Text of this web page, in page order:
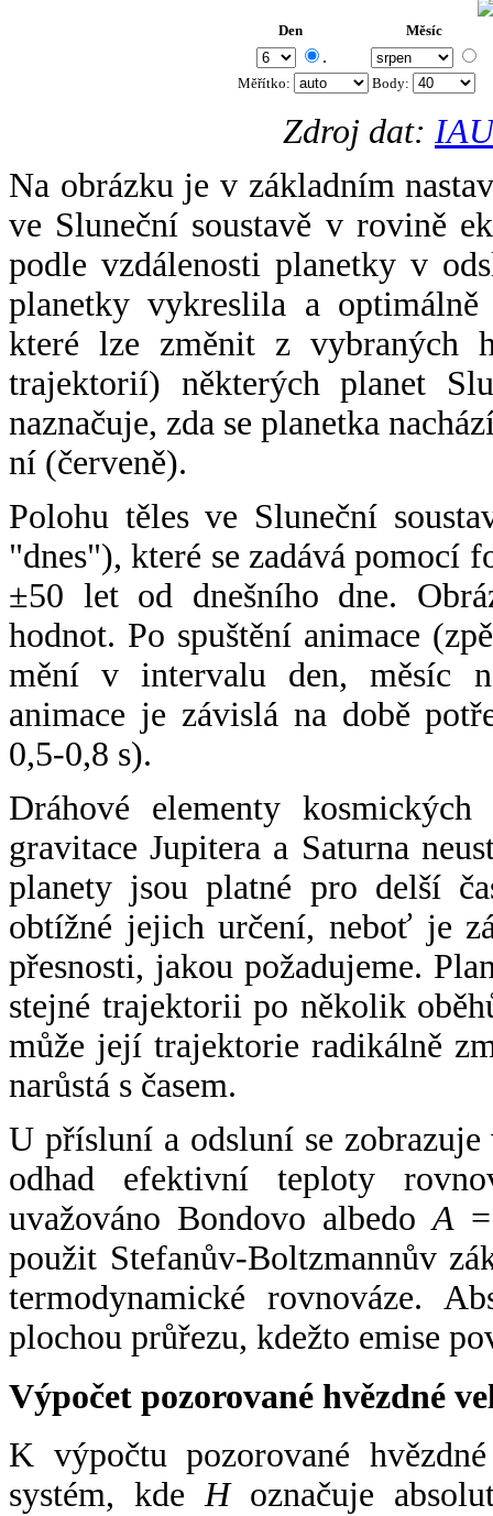
Den Měsíc
.
Měřítko: Body:
Zdroj dat:
Na obrázku je v základním
ve Sluneční soustavě v rovině
podle vzdálenosti planetky v
planetky vykreslila a
které lze změnit z vybraných
trajektorií) některých planet
naznačuje, zda se planetka
ní (červeně).
Polohu těles ve Sluneční
"dnes"), které se zadává pomocí
±50 let od dnešního dne.
hodnot. Po spuštění animace
mění v intervalu den, měsíc
animace je závislá na době
0,5-0,8 s).
Dráhové elementy
gravitace Jupitera a Saturna
planety jsou platné pro delší
obtížné jejich určení, neboť je
přesnosti, jakou požadujeme.
stejné trajektorii po několik
může její trajektorie radikálně
narůstá s časem.
U přísluní a odsluní se
odhad efektivní teploty
uvažováno Bondovo albedoA
použit Stefanův-Boltzmannův
termodynamické rovnováze.
plochou průřezu, kdežto emise
Výpočet pozorované hvězdné
K výpočtu pozorované
systém, kde Hoznačuje